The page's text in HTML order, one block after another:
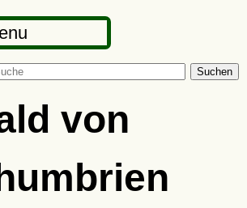
Suchen
von